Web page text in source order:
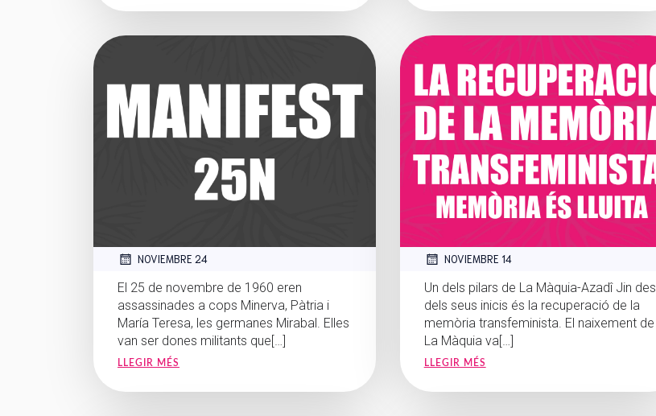
NOVIEMBRE 24
El 25 de novembre de 1960 eren
assassinades a cops Minerva, Pàtria i
María Teresa, les germanes Mirabal. Elles
van ser dones militants que[…]
LLEGIR MÉS
NOVIEMBRE 14
Un dels pilars de La Màquia-Azadî Jin des
dels seus inicis és la recuperació de la
memòria transfeminista. El naixement de
La Màquia va[…]
LLEGIR MÉS